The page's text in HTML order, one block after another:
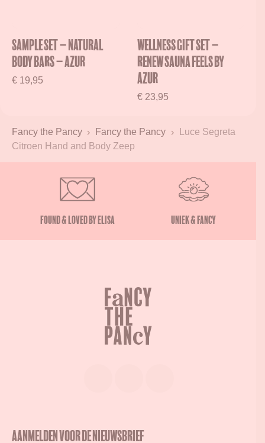
Sample Set – Natural
Body Bars – Azur
€ 19,95
Wellness Gift Set –
RENEW Sauna Feels by
Azur
€23,95
Fancy the Pancy Fancy the Pancy
Luce Segreta
Citroen Hand and Body Zeep
Found & Loved by Elisa Uniek & Fancy
Aanmelden voor de nieuwsbrief